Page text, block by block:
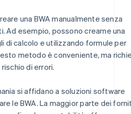
una BWA manualmente senza
Ad esempio, possono crearne una
di calcolo e utilizzando formule per
metodo è conveniente, ma
di errori.
si affidano a soluzioni software
le BWA. La maggior parte dei